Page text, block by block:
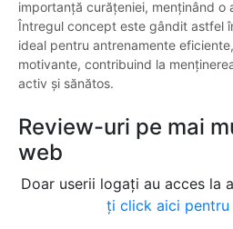
importanță curățeniei, menținând o
Întregul concept este gândit astfel
ideal pentru antrenamente
motivante, contribuind la
activ și sănătos.
Review-uri pe mai
web
Doar userii logați au acces la
ți click aici pentru